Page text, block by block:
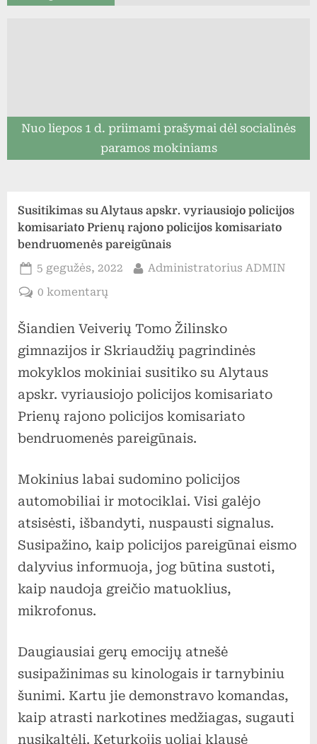
Nuo liepos 1 d. priimami prašymai dėl socialinės
paramos mokiniams
Susitikimas su Alytaus apskr. vyriausiojo policijos
komisariato Prienų rajono policijos komisariato
bendruomenės pareigūnais
Posted
on
5 gegužės, 2022 By
Administratorius ADMIN
0 komentarųįraše
su
Alytaus
apskr.
policijos
komisariato
Prienų
policijos
komisariato
pareigūnais
Šiandien Veiverių Tomo Žilinsko
gimnazijos ir Skriaudžių pagrindinės
mokyklos mokiniai susitiko su Alytaus
apskr. vyriausiojo policijos komisariato
Prienų rajono policijos komisariato
bendruomenės pareigūnais.
Mokinius labai sudomino policijos
automobiliai ir motociklai. Visi galėjo
atsisėsti, išbandyti, nuspausti signalus.
Susipažino, kaip policijos pareigūnai eismo
dalyvius informuoja, jog būtina sustoti,
kaip naudoja greičio matuoklius,
mikrofonus.
Daugiausiai gerų emocijų atnešė
susipažinimas su kinologais ir tarnybiniu
šunimi. Kartu jie demonstravo komandas,
kaip atrasti narkotines medžiagas, sugauti
nusikaltėlį. Keturkojis uoliai klausė